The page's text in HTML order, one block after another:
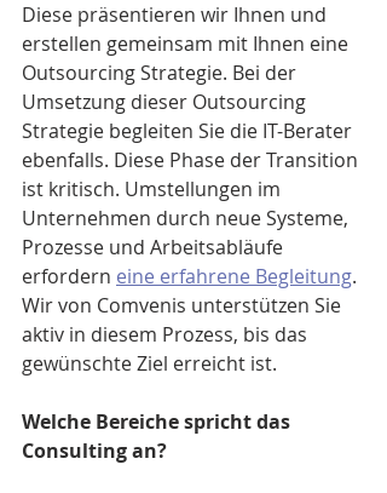
Diese präsentieren wir Ihnen und
erstellen gemeinsam mit Ihnen eine
Outsourcing Strategie. Bei der
Umsetzung dieser Outsourcing
Strategie begleiten Sie die IT-Berater
ebenfalls. Diese Phase der Transition
ist kritisch. Umstellungen im
Unternehmen durch neue Systeme,
Prozesse und Arbeitsabläufe
erfordern eine erfahrene Begleitung.
Wir von Comvenis unterstützen Sie
aktiv in diesem Prozess, bis das
gewünschte Ziel erreicht ist.
Welche Bereiche spricht das
Consulting an?